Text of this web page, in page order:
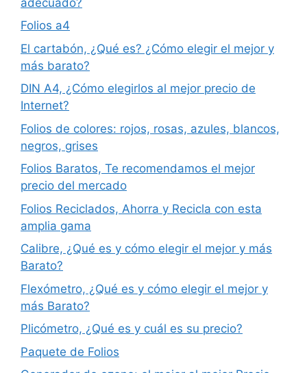
Folios a4
El cartabón, ¿Qué es? ¿Cómo elegir el mejor y
más barato?
DIN A4, ¿Cómo elegirlos al mejor precio de
Internet?
Folios de colores: rojos, rosas, azules, blancos,
negros, grises
Folios Baratos, Te recomendamos el mejor
precio del mercado
Folios Reciclados, Ahorra y Recicla con esta
amplia gama
Calibre, ¿Qué es y cómo elegir el mejor y más
Barato?
Flexómetro, ¿Qué es y cómo elegir el mejor y
más Barato?
Plicómetro, ¿Qué es y cuál es su precio?
Paquete de Folios